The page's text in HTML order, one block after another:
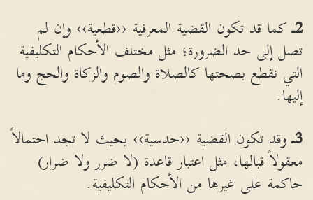
2ـكما قد تكون القضية المعرفية ‹‹قطعية›› وإن لم
تصل إلى حد الضرورة؛ مثل مختلف الأحكام التكليفية
التي نقطع بصحتها كالصلاة والصوم والزكاة والحج وما
إليها.
3ـوقد تكون القضية ‹‹حدسية›› بحيث لا تجد احتمالاً
معقولاً قبالها، مثل اعتبار قاعدة (لا ضرر ولا ضرار)
حاكمة على غيرها من الأحكام التكليفية.